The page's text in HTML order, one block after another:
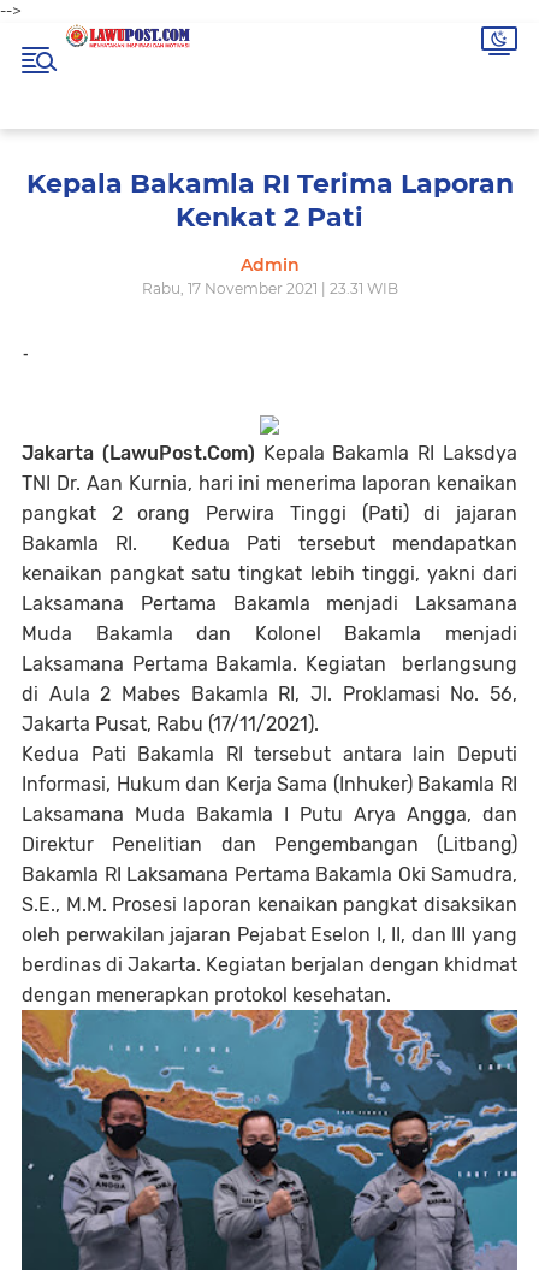
-->
Kepala Bakamla RI Terima Laporan
Kenkat 2 Pati
Admin
Rabu, 17 November 2021 | 23.31 WIB
-
Jakarta (LawuPost.Com) Kepala Bakamla RI Laksdya
TNI Dr. Aan Kurnia, hari ini menerima laporan kenaikan
pangkat 2 orang Perwira Tinggi (Pati) di jajaran
Bakamla RI. Kedua Pati tersebut mendapatkan
kenaikan pangkat satu tingkat lebih tinggi, yakni dari
Laksamana Pertama Bakamla menjadi Laksamana
Muda Bakamla dan Kolonel Bakamla menjadi
Laksamana Pertama Bakamla. Kegiatan berlangsung
di Aula 2 Mabes Bakamla RI, Jl. Proklamasi No. 56,
Jakarta Pusat, Rabu (17/11/2021).
Kedua Pati Bakamla RI tersebut antara lain Deputi
Informasi, Hukum dan Kerja Sama (Inhuker) Bakamla RI
Laksamana Muda Bakamla I Putu Arya Angga, dan
Direktur Penelitian dan Pengembangan (Litbang)
Bakamla RI Laksamana Pertama Bakamla Oki Samudra,
S.E., M.M. Prosesi laporan kenaikan pangkat disaksikan
oleh perwakilan jajaran Pejabat Eselon I, II, dan III yang
berdinas di Jakarta. Kegiatan berjalan dengan khidmat
dengan menerapkan protokol kesehatan.